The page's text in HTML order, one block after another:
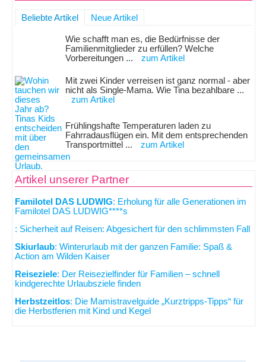
Beliebte Artikel Neue Artikel
Wie schafft man es, die Bedürfnisse der
Familienmitglieder zu erfüllen? Welche
Vorbereitungen ...
zum Artikel
Mit zwei Kinder verreisen ist ganz normal - aber
nicht als Single-Mama. Wie Tina bezahlbare ...
zum Artikel
Frühlingshafte Temperaturen laden zu
Fahrradausflügen ein. Mit dem entsprechenden
Transportmittel ...
zum Artikel
Artikel unserer Partner
Familotel DAS LUDWIG: Erholung für alle Generationen im
Familotel DAS LUDWIG****s
: Sicherheit auf Reisen: Abgesichert für den schlimmsten Fall
Skiurlaub: Winterurlaub mit der ganzen Familie: Spaß &
Action am Wilden Kaiser
Reiseziele: Der Reisezielfinder für Familien – schnell
kindgerechte Urlaubsziele finden
Herbstzeitlos: Die Mamistravelguide „Kurztripps-Tipps“ für
die Herbstferien mit Kind und Kegel